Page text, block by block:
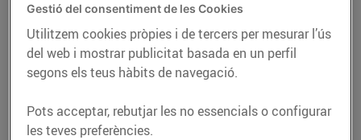
Gestió del consentiment de les Cookies
Utilitzem cookies pròpies i de tercers per mesurar l’ús
del web i mostrar publicitat basada en un perfil
segons els teus hàbits de navegació.
Pots acceptar, rebutjar les no essencials o configurar
les teves preferències.